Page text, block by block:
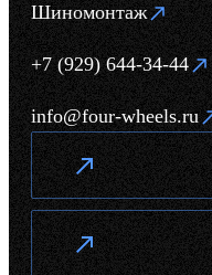
Шиномонтаж
+7 (929) 644-34-44
info@four-wheels.ru